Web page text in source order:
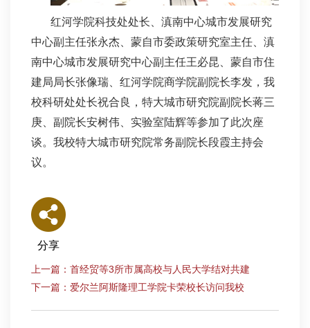
红河学院科技处处长、滇南中心城市发展研究
中心副主任张永杰、蒙自市委政策研究室主任、滇
南中心城市发展研究中心副主任王必昆、蒙自市住
建局局长张像瑞、红河学院商学院副院长李发，我
校科研处处长祝合良，特大城市研究院副院长蒋三
庚、副院长安树伟、实验室陆辉等参加了此次座
谈。我校特大城市研究院常务副院长段霞主持会
议。
分享
上一篇：首经贸等3所市属高校与人民大学结对共建
下一篇：爱尔兰阿斯隆理工学院卡荣校长访问我校